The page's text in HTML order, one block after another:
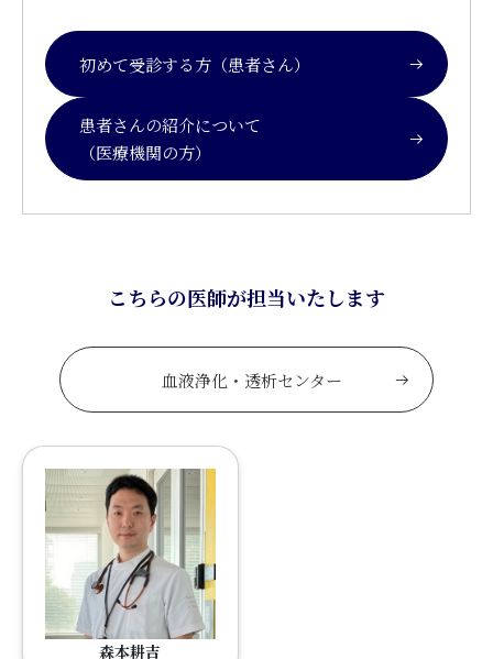
初めて受診する方（患者さん）
患者さんの紹介について
（医療機関の方）
こちらの医師が担当いたします
血液浄化・透析センター
森本耕吉